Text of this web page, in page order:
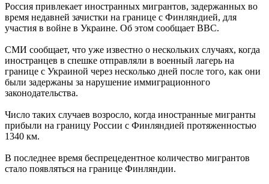
Россия привлекает иностранных мигрантов, задержанных во
время недавней зачистки на границе с Финляндией, для
участия в войне в Украине. Об этом сообщает BBC.
СМИ сообщает, что уже известно о нескольких случаях, когда
иностранцев в спешке отправляли в военный лагерь на
границе с Украиной через несколько дней после того, как они
были задержаны за нарушение иммиграционного
законодательства.
Число таких случаев возросло, когда иностранные мигранты
прибыли на границу России с Финляндией протяженностью
1340 км.
В последнее время беспрецедентное количество мигрантов
стало появляться на границе Финляндии.